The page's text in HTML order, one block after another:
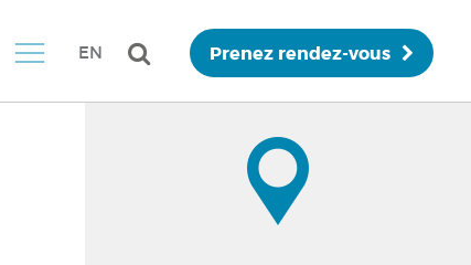
EN Prenez rendez-vous